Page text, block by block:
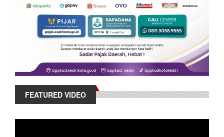
FEATURED VIDEO